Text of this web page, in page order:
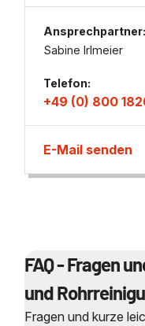
Ansprechpartner:
Sabine Irlmeier
Telefon:
+49 (0) 800
E-Mail senden
FAQ - Fragen
und
Fragen und kurze